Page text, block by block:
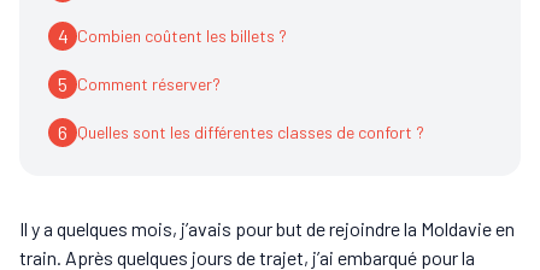
4 Combien coûtent les billets ?
5 Comment réserver?
6 Quelles sont les différentes classes de confort ?
Il y a quelques mois, j’avais pour but de rejoindre la Moldavie en
train. Après quelques jours de trajet, j’ai embarqué pour la